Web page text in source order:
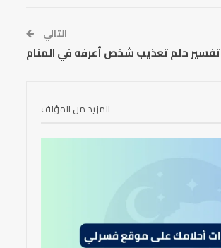
التالي
تفسير حلم تعذيب شخص أعرفه في المنام
المزيد من المؤلف